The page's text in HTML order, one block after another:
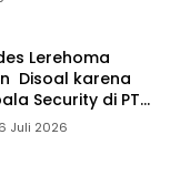
Lerehoma
Disoal karena
Security di PT
Juli 2026